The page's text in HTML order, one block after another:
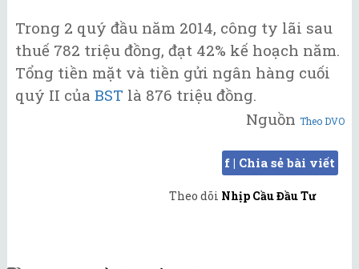
Trong 2 quý đầu năm 2014, công ty lãi sau
thuế 782 triệu đồng, đạt 42% kế hoạch năm.
Tổng tiền mặt và tiền gửi ngân hàng cuối
quý II của BST là 876 triệu đồng.
Nguồn Theo DVO
f | Chia sẻ bài viết
Theo dõi Nhịp Cầu Đầu Tư